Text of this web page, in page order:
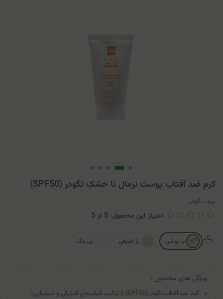
کرم ضد آفتاب پوست نرمال تا خشک تگودر (SPF50)
برند: تگودر
امتیاز این محصول: 0 از 5
رنگ بژ روشن بژ طبیعی بی رنگ
ویژگی های محصول :
کرم ضد آفتاب تگودر (SPF50) با ترکیب فیلترهای فیزیکی و شیمیایی،